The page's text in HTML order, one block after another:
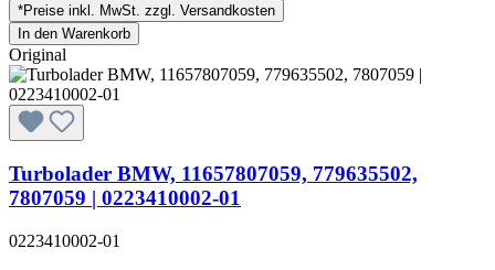
*Preise inkl. MwSt. zzgl. Versandkosten
In den Warenkorb
Original
Turbolader BMW, 11657807059, 779635502,
7807059 | 0223410002-01
0223410002-01